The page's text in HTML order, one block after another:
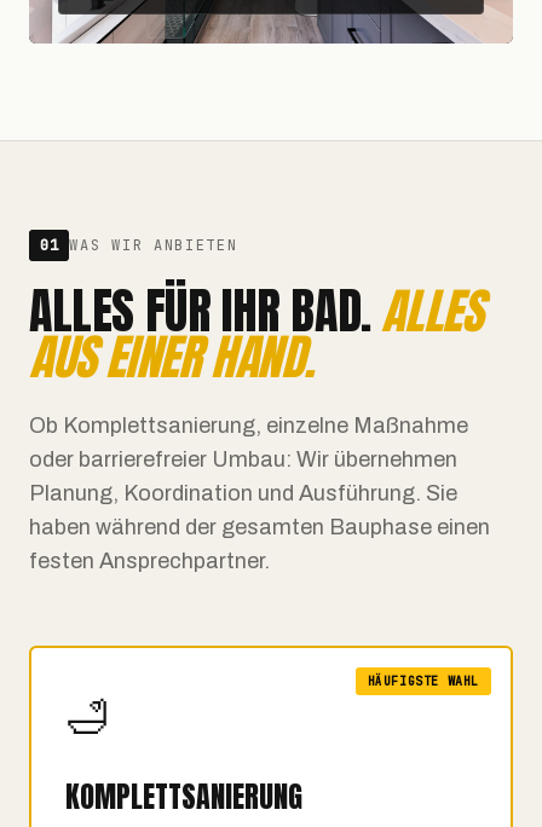
01 WAS WIR ANBIETEN
ALLES FÜR IHR BAD.ALLES
AUS EINER HAND.
Ob Komplettsanierung, einzelne Maßnahme
oder barrierefreier Umbau: Wir übernehmen
Planung, Koordination und Ausführung. Sie
haben während der gesamten Bauphase einen
festen Ansprechpartner.
🛁
KOMPLETT­SANIERUNG